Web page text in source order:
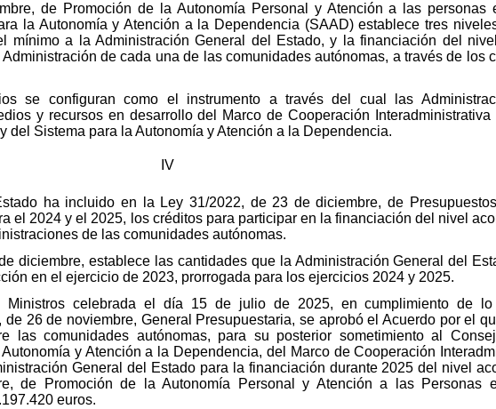
de Promoción de la Autonomía Personal y Atención a las personas
la Autonomía y Atención a la Dependencia (SAAD) establece tres
mínimo a la Administración General del Estado, y la financiación del
de cada una de las comunidades autónomas, a través de los
se configuran como el instrumento a través del cual las
y recursos en desarrollo del Marco de Cooperación Interadministrativa
del Sistema para la Autonomía y Atención a la Dependencia.
IV
ha incluido en la Ley 31/2022, de 23 de diciembre, de
el 2024 y el 2025, los créditos para participar en la financiación del nivel
de las comunidades autónomas.
diciembre, establece las cantidades que la Administración General del
en el ejercicio de 2023, prorrogada para los ejercicios 2024 y 2025.
celebrada el día 15 de julio de 2025, en cumplimiento de lo
26 de noviembre, General Presupuestaria, se aprobó el Acuerdo por el
las comunidades autónomas, para su posterior sometimiento al
y Atención a la Dependencia, del Marco de Cooperación
General del Estado para la financiación durante 2025 del nivel
de Promoción de la Autonomía Personal y Atención a las Personas
euros.